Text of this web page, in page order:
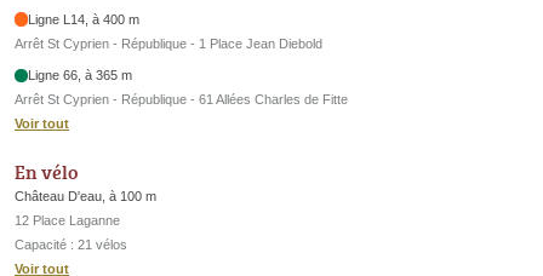
Ligne L14, à 400 m
Arrêt St Cyprien - République - 1 Place Jean Diebold
Ligne 66, à 365 m
Arrêt St Cyprien - République - 61 Allées Charles de Fitte
Voir tout
En vélo
Château D'eau, à 100 m
12 Place Laganne
Capacité : 21 vélos
Voir tout